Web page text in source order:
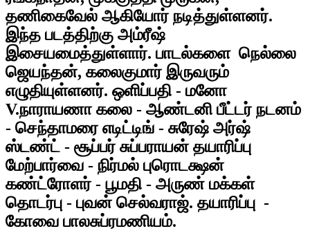
தணிகைவேல் ஆகியோர் நடித்துள்ளனர்.
இந்த படத்திற்கு அம்ரீஷ்
இசையமைத்துள்ளார். பாடல்களை நெல்லை
ஜெயந்தன், கலைகுமார் இருவரும்
எழுதியுள்ளனர். ஒளிப்பதி - மனோ
V.நாராயணா கலை - ஆண்டனி பீட்டர் நடனம்
- செந்தாமரை எடிட்டிங் - சுரேஷ் அர்ஷ்
ஸ்டண்ட் - சூப்பர் சுப்பராயன் தயாரிப்பு
மேற்பார்வை - நிர்மல் புரொடக்ஷன்
கண்ட்ரோளர் - பூமதி - அருண் மக்கள்
தொடர்பு - புவன் செல்வராஜ். தயாரிப்பு -
கோவை பாலசுப்ரமணியம்.